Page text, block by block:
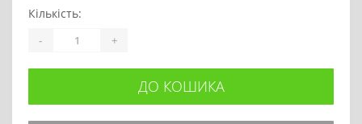
Кількість:
- +
ДО КОШИКА